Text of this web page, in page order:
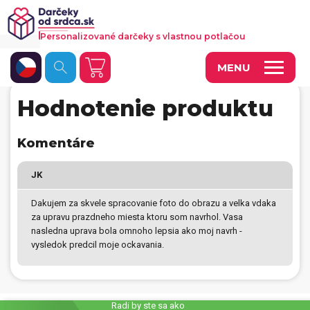
MENU
Fotoobrazy a dekorácie
Kalendáre
Fotoknihy a fotozošity
Personalizované hry
Tričká a odevy
Tašky, vaky, ruksaky
Personalizované darčeky s vlastnou potlačou
Hodnotenie produktu
Komentáre
JK
Dakujem za skvele spracovanie foto do obrazu a velka vdaka
za upravu prazdneho miesta ktoru som navrhol. Vasa
nasledna uprava bola omnoho lepsia ako moj navrh -
vysledok predcil moje ockavania.
Radi by ste sa ako